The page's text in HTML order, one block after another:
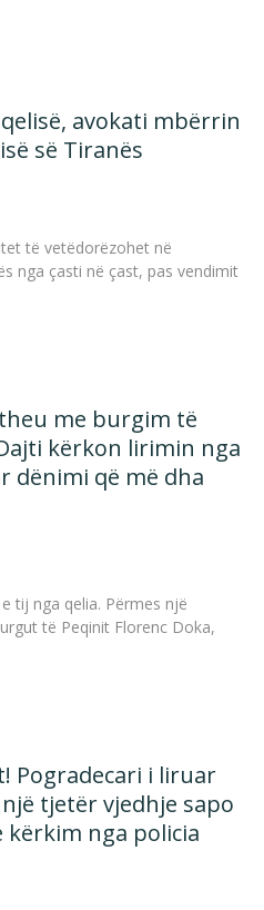
avokati mbërrin
së Tiranës
të vetëdorëzohet në
nga çasti në çast, pas vendimit
me burgim të
kërkon lirimin nga
dënimi që më dha
tij nga qelia. Përmes një
të Peqinit Florenc Doka,
Pogradecari i liruar
tjetër vjedhje sapo
kërkim nga policia